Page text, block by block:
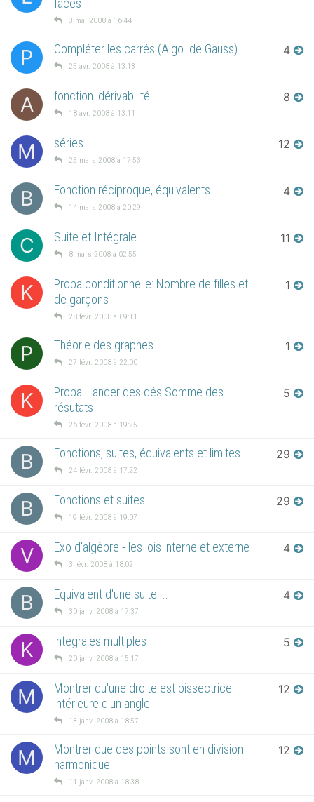
faces
3 mai 2008 à 16:44
P Compléter les carrés (Algo. de Gauss)
25 avr. 2008 à 13:13
4
A fonction :dérivabilité
18 avr. 2008 à 13:11
8
M séries
25 mars 2008 à 17:53
12
B Fonction réciproque, équivalents...
14 mars 2008 à 20:29
4
C Suite et Intégrale
8 mars 2008 à 02:55
11
K
Proba conditionnelle: Nombre de filles et
de garçons
28 févr. 2008 à 09:11
1
P Théorie des graphes
27 févr. 2008 à 22:00
1
K
Proba: Lancer des dés Somme des
résutats
26 févr. 2008 à 19:25
5
B Fonctions, suites, équivalents et limites...
24 févr. 2008 à 17:22
29
B Fonctions et suites
19 févr. 2008 à 19:07
29
V Exo d'algèbre - les lois interne et externe
3 févr. 2008 à 18:02
4
B Equivalent d'une suite....
30 janv. 2008 à 17:37
4
K integrales multiples
20 janv. 2008 à 15:17
5
M
Montrer qu'une droite est bissectrice
intérieure d'un angle
13 janv. 2008 à 18:57
12
M
Montrer que des points sont en division
harmonique
11 janv. 2008 à 18:38
12